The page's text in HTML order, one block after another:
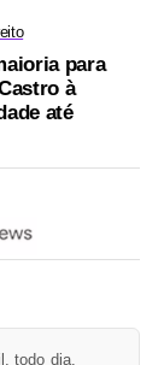
para
à
até
todo dia.